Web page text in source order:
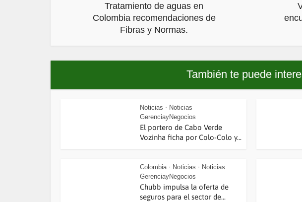
Tratamiento de aguas en
Colombia recomendaciones de
Fibras y Normas.
También te puede
Noticias • Noticias
GerenciayNegocios
El portero de Cabo Verde
Vozinha ficha por Colo-Colo y...
Colombia • Noticias • Noticias
GerenciayNegocios
Chubb impulsa la oferta de
seguros para el sector de...